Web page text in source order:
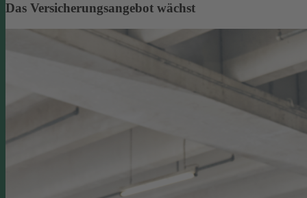
Das Versicherungsangebot wächst